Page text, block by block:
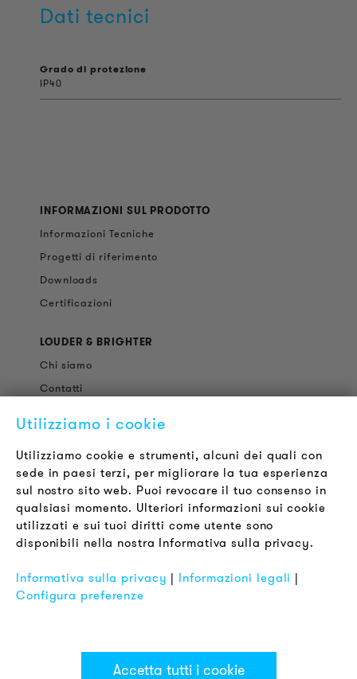
Dati tecnici
Grado di protezione
IP40
INFORMAZIONI SUL PRODOTTO
Informazioni Tecniche
Progetti di riferimento
Downloads
Certificazioni
LOUDER & BRIGHTER
Chi siamo
Contatti
Newsletter
LEGALE
Termini & Condizioni
Informativa sulla Privacy
Impronta
Utilizziamo i cookie
Utilizziamo cookie e strumenti, alcuni dei quali con
sede in paesi terzi, per migliorare la tua esperienza
sul nostro sito web. Puoi revocare il tuo consenso in
qualsiasi momento. Ulteriori informazioni sui cookie
utilizzati e sui tuoi diritti come utente sono
disponibili nella nostra Informativa sulla privacy.
Informativa sulla privacy | Informazioni legali |
Configura preferenze
Accetta tutti i cookie